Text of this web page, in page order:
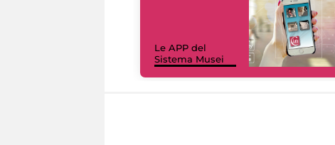
Le APP del
Sistema Musei